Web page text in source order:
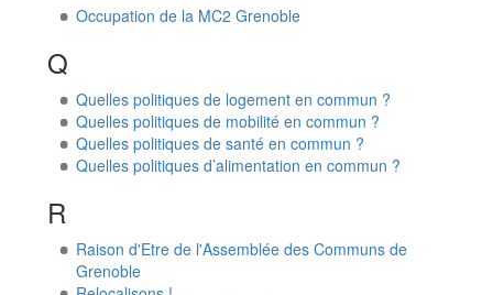
Occupation de la MC2 Grenoble
Q
Quelles politiques de logement en commun ?
Quelles politiques de mobilité en commun ?
Quelles politiques de santé en commun ?
Quelles politiques d’alimentation en commun ?
R
Raison d'Etre de l'Assemblée des Communs de
Grenoble